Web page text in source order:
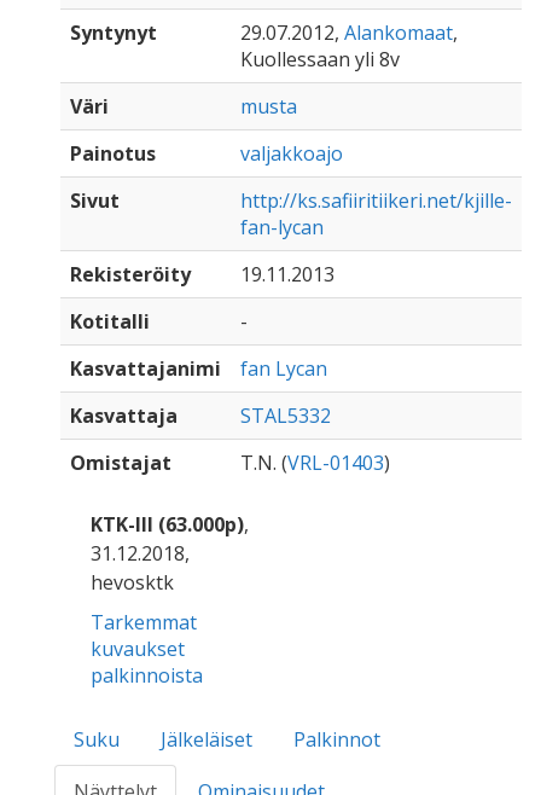
Syntynyt
29.07.2012, Alankomaat,
Kuollessaan yli 8v
Väri
musta
Painotus
valjakkoajo
Sivut
http://ks.safiiritiikeri.net/kjille-
fan-lycan
Rekisteröity
19.11.2013
Kotitalli
-
Kasvattajanimi
fan Lycan
Kasvattaja
STAL5332
Omistajat
T.N. (VRL-01403)
KTK-III (63.000p),
31.12.2018,
hevosktk
Tarkemmat
kuvaukset
palkinnoista
Suku Jälkeläiset
Palkinnot